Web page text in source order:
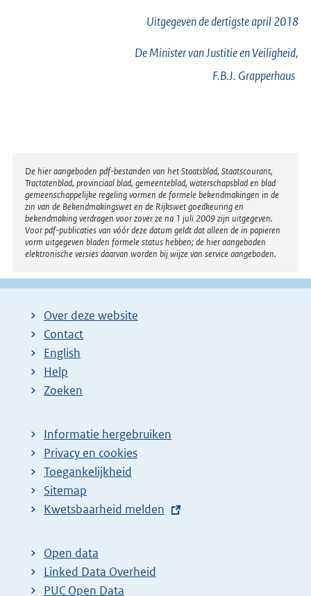
Uitgegeven dedertigsteapril 2018
De Minister van Justitie en Veiligheid,
F.B.J. Grapperhaus
Disclaimer
De hier aangeboden pdf-bestanden van het Staatsblad, Staatscourant,
Tractatenblad, provinciaal blad, gemeenteblad, waterschapsblad en blad
gemeenschappelijke regeling vormen de formele bekendmakingen in de
zin van de Bekendmakingswet en de Rijkswet goedkeuring en
bekendmaking verdragen voor zover ze na 1 juli 2009 zijn uitgegeven.
Voor pdf-publicaties van vóór deze datum geldt dat alleen de in papieren
vorm uitgegeven bladen formele status hebben; de hier aangeboden
elektronische versies daarvan worden bij wijze van service aangeboden.
Over deze website
Contact
English
Help
Zoeken
Informatie hergebruiken
Privacy en cookies
Toegankelijkheid
Sitemap
E
t
e
r
Kwetsbaarheid melden
Open data
Linked Data Overheid
PUC Open Data